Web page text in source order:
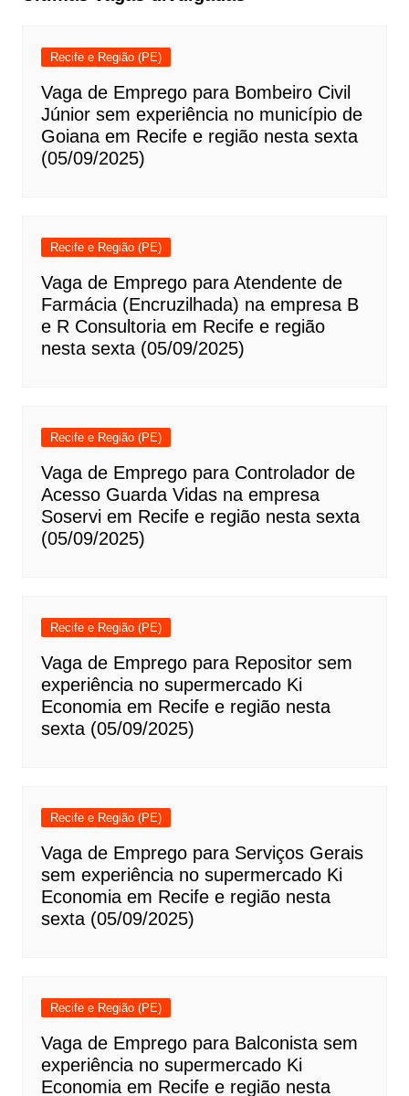
Recife e Região (PE)
Vaga de Emprego para Bombeiro Civil
Júnior sem experiência no município de
Goiana em Recife e região nesta sexta
(05/09/2025)
Recife e Região (PE)
Vaga de Emprego para Atendente de
Farmácia (Encruzilhada) na empresa B
e R Consultoria em Recife e região
nesta sexta (05/09/2025)
Recife e Região (PE)
Vaga de Emprego para Controlador de
Acesso Guarda Vidas na empresa
Soservi em Recife e região nesta sexta
(05/09/2025)
Recife e Região (PE)
Vaga de Emprego para Repositor sem
experiência no supermercado Ki
Economia em Recife e região nesta
sexta (05/09/2025)
Recife e Região (PE)
Vaga de Emprego para Serviços Gerais
sem experiência no supermercado Ki
Economia em Recife e região nesta
sexta (05/09/2025)
Recife e Região (PE)
Vaga de Emprego para Balconista sem
experiência no supermercado Ki
Economia em Recife e região nesta